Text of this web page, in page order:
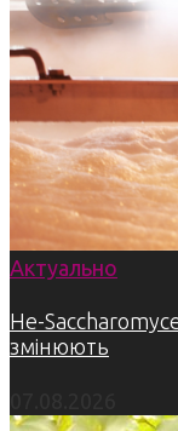
Актуально
Не-
змінюють